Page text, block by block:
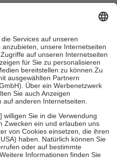
in Höhe von zehn
nie mehr als die tatsächlichen
auch für Online-Apotheken.
beträgt die
sowie zehn Euro je
für ihre eigene Gesundheit zu
der Familie zu unterstützen,
vollendeten 18. Lebensjahr
Früherkennung, die von der